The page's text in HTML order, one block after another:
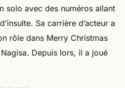
solo avec des numéros allant
Sa carrière d’acteur a
rôle dans Merry Christmas
Depuis lors, il a joué